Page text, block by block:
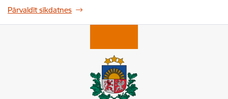
Pārvaldīt sīkdatnes